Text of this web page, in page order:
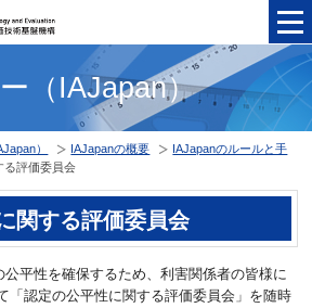
（IAJapan）
） IAJapanの概要
IAJapanのルールと手
る評価委員会
関する評価委員会
公平性を確保するため、利害関係者の皆様に
「認定の公平性に関する評価委員会」を随時